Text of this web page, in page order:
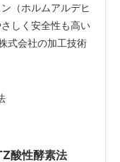
（ホルムアルデヒ
しく安全性も高い
式会社の加工技術
酸性酵素法